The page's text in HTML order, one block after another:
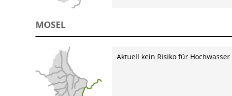
MOSEL
Aktuell kein Risiko für Hochwasser.